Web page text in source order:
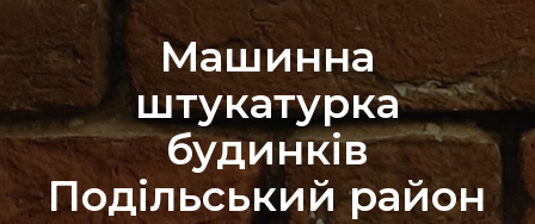
Машинна
штукатурка
будинків
Подільський район